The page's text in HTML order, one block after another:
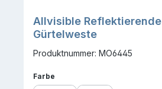
Allvisible Reflektierende
Gürtelweste
Produktnummer: MO6445
Farbe